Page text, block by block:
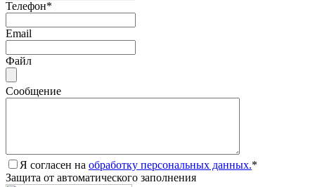
Телефон*
Email
Файл
Сообщение
Я согласен на обработку персональных данных.*
Защита от автоматического заполнения